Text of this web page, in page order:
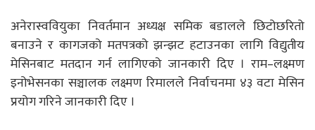
अनेरास्ववियुका निवर्तमान अध्यक्ष समिक बडालले छिटोछरितो
बनाउने र कागजको मतपत्रको झन्झट हटाउनका लागि विद्युतीय
मेसिनबाट मतदान गर्न लागिएको जानकारी दिए । राम–लक्ष्मण
इनोभेसनका सञ्चालक लक्ष्मण रिमालले निर्वाचनमा ४३ वटा मेसिन
प्रयोग गरिने जानकारी दिए ।